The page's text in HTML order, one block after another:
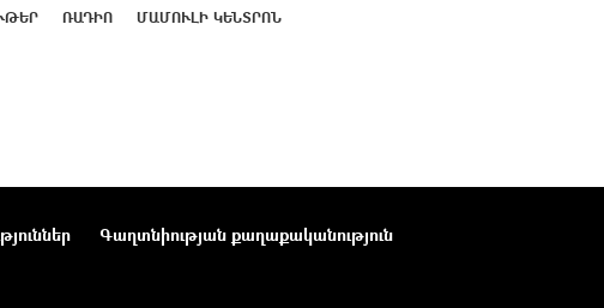
ՌԱԴԻՈ ՄԱՄՈՒԼԻ ԿԵՆՏՐՈՆ
Գաղտնիության քաղաքականություն